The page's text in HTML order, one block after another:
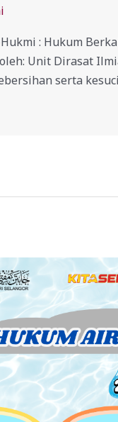
: Hukum
oleh: Unit Dirasat
serta